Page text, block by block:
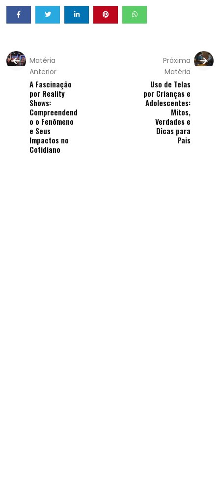
Matéria
Anterior
A Fascinação
por Reality
Shows:
Compreendend
o o Fenômeno
e Seus
Impactos no
Cotidiano
Próxima
Matéria
Uso de Telas
por Crianças e
Adolescentes:
Mitos,
Verdades e
Dicas para
Pais